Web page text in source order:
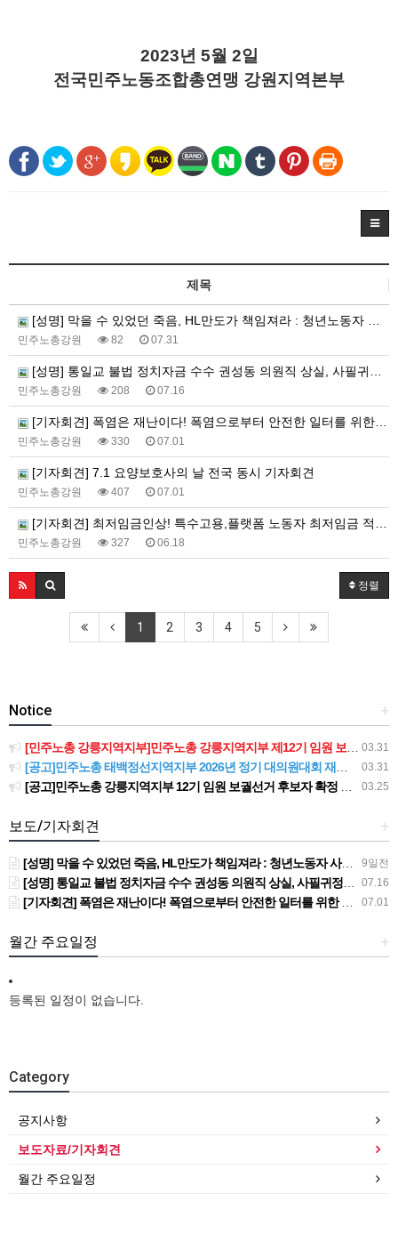
2023년 5월 2일
전국민주노동조합총연맹 강원지역본부
제목
[성명] 막을 수 있었던 죽음, HL만도가 책임져라 : 청년노동자 사망사고의 철저한 진상규명과 재발방지 대책 마련하라
민주노총강원 82 07.31
[성명] 통일교 불법 정치자금 수수 권성동 의원직 상실, 사필귀정이다
민주노총강원 208 07.16
[기자회견] 폭염은 재난이다! 폭염으로부터 안전한 일터를 위한 민주노총 강원지역본부 폭염감시단 선포 기자회견
민주노총강원 330 07.01
[기자회견] 7.1 요양보호사의 날 전국 동시 기자회견
민주노총강원 407 07.01
[기자회견] 최저임금인상! 특수고용,플랫폼 노동자 최저임금 적용 촉구 강원지역본부 기자회견
민주노총강원 327 06.18
정렬
1 2 3 4 5
+
Notice
03.31
[민주노총 강릉지역지부]민주노총 강릉지역지부 제12기 임원 보궐선거결과 공고
03.31
[공고]민주노총 태백정선지역지부 2026년 정기 대의원대회 재소집 건
03.25
[공고]민주노총 강릉지역지부 12기 임원 보궐선거 후보자 확정 공고
+
보도/기자회견
9일전
[성명] 막을 수 있었던 죽음, HL만도가 책임져라 : 청년노동자 사망사고의 철저한 진상규명과 재발방지 대책 마련하라
07.16
[성명] 통일교 불법 정치자금 수수 권성동 의원직 상실, 사필귀정이다
07.01
[기자회견] 폭염은 재난이다! 폭염으로부터 안전한 일터를 위한 민주노총 강원지역본부 폭염감시단 선포 기자회견
+
월간 주요일정
등록된 일정이 없습니다.
Category
공지사항
보도자료/기자회견
월간 주요일정